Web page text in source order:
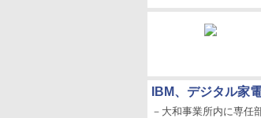
IBM、デジタル家
－大和事業所内に専任